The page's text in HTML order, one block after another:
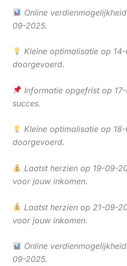
Online
09-2025.
Kleine optimalisatie op
doorgevoerd.
Informatie opgefrist op
succes.
Kleine optimalisatie op
doorgevoerd.
Laatst herzien op 19-09-
voor jouw inkomen.
Laatst herzien op 21-09-
voor jouw inkomen.
Online
09-2025.